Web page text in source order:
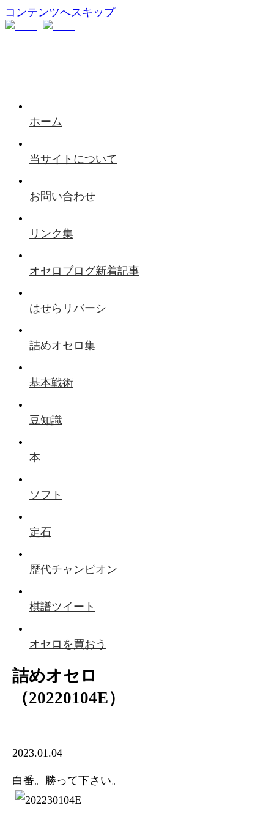
コンテンツへスキップ
ホーム
当サイトについて
お問い合わせ
リンク集
オセロブログ新着記事
はせらリバーシ
詰めオセロ集
基本戦術
豆知識
本
ソフト
定石
歴代チャンピオン
棋譜ツイート
オセロを買おう
詰めオセロ
（20220104E）
2023.01.04
白番。勝って下さい。